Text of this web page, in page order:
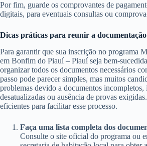
Por fim, guarde os comprovantes de
digitais, para eventuais consultas ou
Dicas práticas para reunir a documentação
Para garantir que sua inscrição no programa
em Bonfim do Piauí – Piauí seja bem-
organizar todos os documentos necessários
passo pode parecer simples, mas muitos
problemas devido a documentos incompletos,
desatualizadas ou ausência de provas
eficientes para facilitar esse processo.
Faça uma lista completa dos
Consulte o site oficial do programa ou